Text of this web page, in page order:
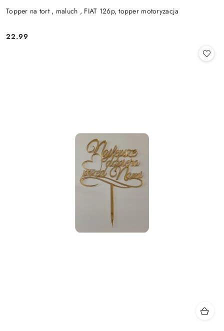
Topper na tort , maluch , FIAT 126p, topper motoryzacja
Cena:
22.99